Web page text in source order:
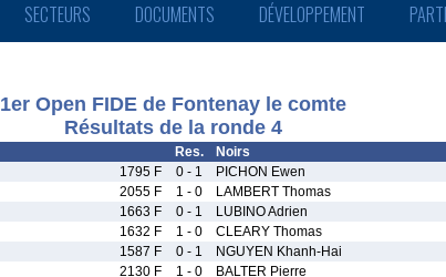
SECTEURS DOCUMENTS DÉVELOPPEMENT
1er Open FIDE de Fontenay le comte
Résultats de la ronde 4
Res. Noirs
1795 F 0 - 1 PICHON Ewen
2055 F 1 - 0 LAMBERT Thomas
1663 F 0 - 1 LUBINO Adrien
1632 F 1 - 0 CLEARY Thomas
1587 F 0 - 1 NGUYEN Khanh-Hai
2130 F 1 - 0 BALTER Pierre